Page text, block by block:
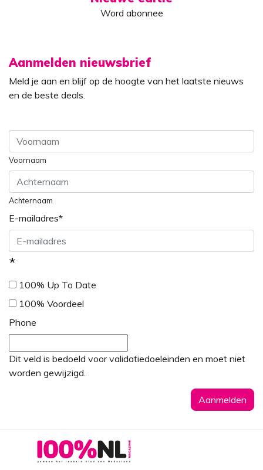
Word abonnee
Aanmelden nieuwsbrief
Meld je aan en blijf op de hoogte van het laatste nieuws
en de beste deals.
Voornaam
Achternaam
E-mailadres*
*
100% Up To Date
100% Voordeel
Phone
Dit veld is bedoeld voor validatiedoeleinden en moet niet
worden gewijzigd.